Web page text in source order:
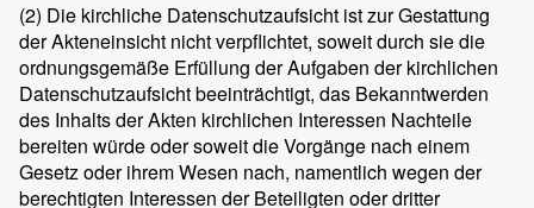
(2) Die kirchliche Datenschutzaufsicht ist zur Gestattung
der Akteneinsicht nicht verpflichtet, soweit durch sie die
ordnungsgemäße Erfüllung der Aufgaben der kirchlichen
Datenschutzaufsicht beeinträchtigt, das Bekanntwerden
des Inhalts der Akten kirchlichen Interessen Nachteile
bereiten würde oder soweit die Vorgänge nach einem
Gesetz oder ihrem Wesen nach, namentlich wegen der
berechtigten Interessen der Beteiligten oder dritter